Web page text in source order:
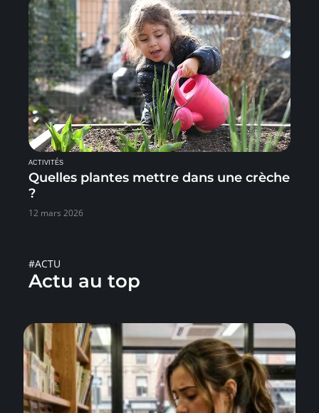
ACTIVITÉS
Quelles plantes mettre dans une crèche
?
12 mars 2026
#ACTU
Actu au top